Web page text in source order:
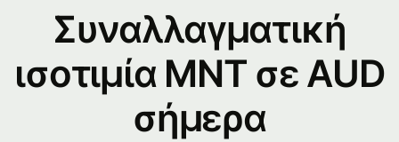
Συναλλαγματική
ισοτιμία MNT σε AUD
σήμερα